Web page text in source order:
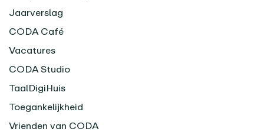
Jaarverslag
CODA Café
Vacatures
CODA Studio
TaalDigiHuis
Toegankelijkheid
Vrienden van CODA